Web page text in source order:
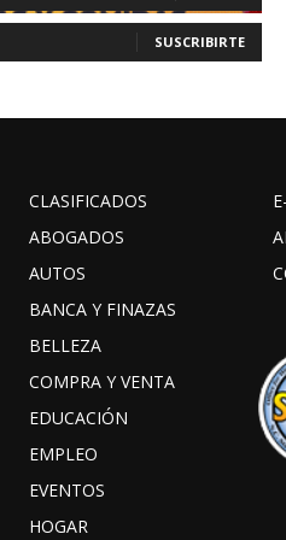
SUSCRIBIRTE
CLASIFICADOS
ABOGADOS
AUTOS
BANCA Y FINAZAS
BELLEZA
COMPRA Y VENTA
EDUCACIÓN
EMPLEO
EVENTOS
HOGAR